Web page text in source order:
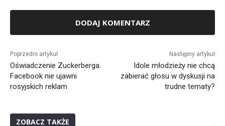
Poprzedni artykuł
Oświadczenie Zuckerberga.
Facebook nie ujawni
rosyjskich reklam
Następny artykuł
Idole młodzieży nie chcą
zabierać głosu w dyskusji na
trudne tematy?
ZOBACZ TAKŻE